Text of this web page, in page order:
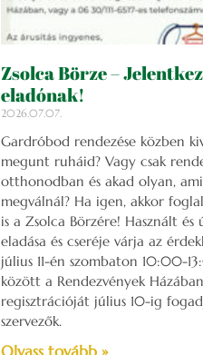
Zsolca Börze –
eladónak!
2026.07.07.
Gardróbod rendezése közben
megunt ruháid? Vagy csak
otthonodban és akad olyan,
megválnál? Ha igen, akkor
is a Zsolca Börzére! Használt és
eladása és cseréje várja az
július 11-én szombaton 10:00-
között a Rendezvények
regisztrációját július 10-ig
szervezők.